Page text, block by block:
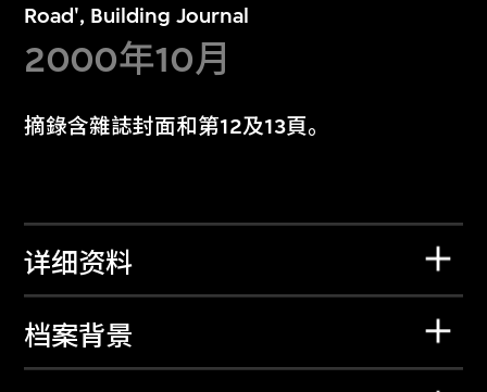
Road', Building Journal
2000年10月
摘錄含雜誌封面和第12及13頁。
详细资料
档案背景